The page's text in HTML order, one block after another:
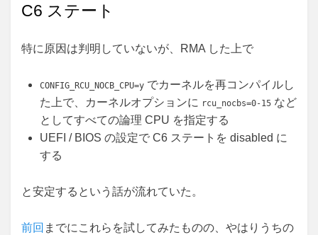
C6 ステート
特に原因は判明していないが、RMA した上で
CONFIG_RCU_NOCB_CPU=y でカーネルを再コンパイルし
た上で、カーネルオプションに rcu_nocbs=0-15 など
としてすべての論理 CPU を指定する
UEFI / BIOS の設定で C6 ステートを disabled に
する
と安定するという話が流れていた。
前回 までにこれらを試してみたものの、やはりうちの